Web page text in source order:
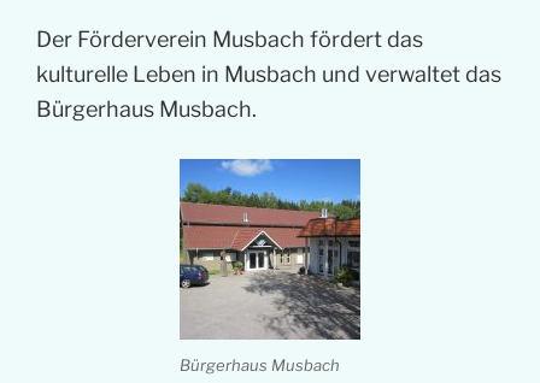
Der Förderverein Musbach fördert das
kulturelle Leben in Musbach und verwaltet das
Bürgerhaus Musbach.
Bürgerhaus Musbach